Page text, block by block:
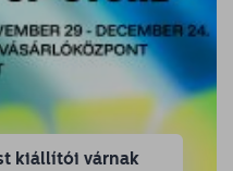
kiállítói várnak